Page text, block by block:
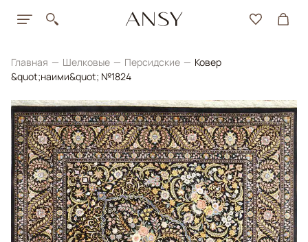
Главная Шелковые Персидские
Ковер
&quot;наими&quot; №1824